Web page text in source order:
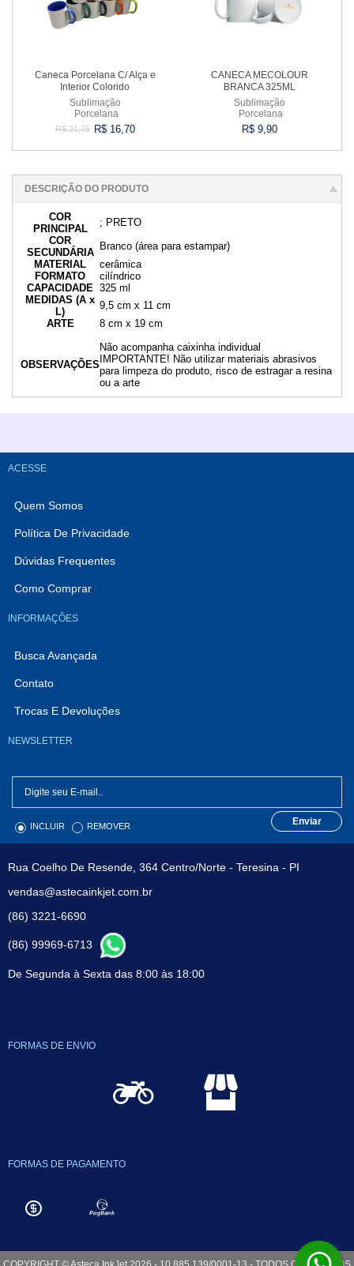
Caneca Porcelana C/ Alça e
Interior Colorido
Sublimação
Porcelana
R$ 21,75 R$ 16,70
CANECA MECOLOUR
BRANCA 325ML
Sublimação
Porcelana
R$ 9,90
DESCRIÇÃO DO PRODUTO
COR
PRINCIPAL
; PRETO
COR
SECUNDÁRIA
Branco (área para estampar)
MATERIAL
cerâmica
FORMATO
cilíndrico
CAPACIDADE 325 ml
MEDIDAS (A x
L)
9,5 cm x 11 cm
ARTE
8 cm x 19 cm
OBSERVAÇÕES
Não acompanha caixinha individual
IMPORTANTE! Não utilizar materiais abrasivos
para limpeza do produto, risco de estragar a resina
ou a arte
ACESSE
Quem Somos
Política De Privacidade
Dúvidas Frequentes
Como Comprar
INFORMAÇÕES
Busca Avançada
Contato
Trocas E Devoluções
NEWSLETTER
INCLUIR REMOVER Enviar
Rua Coelho De Resende, 364 Centro/Norte - Teresina - PI
vendas@astecainkjet.com.br
(86) 3221-6690
(86) 99969-6713
De Segunda à Sexta das 8:00 às 18:00
FORMAS DE ENVIO
FORMAS DE PAGAMENTO